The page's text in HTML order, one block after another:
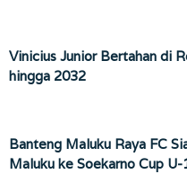
Vinicius Junior Bertahan di
hingga 2032
Banteng Maluku Raya FC
Maluku ke Soekarno Cup